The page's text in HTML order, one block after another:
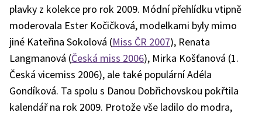
plavky z kolekce pro rok 2009. Módní přehlídku vtipně
moderovala Ester Kočičková, modelkami byly mimo
jiné Kateřina Sokolová (Miss ČR 2007), Renata
Langmanová (Česká miss 2006), Mirka Košťanová (1.
Česká vicemiss 2006), ale také populární Adéla
Gondíková. Ta spolu s Danou Dobřichovskou pokřtila
kalendář na rok 2009. Protože vše ladilo do modra,